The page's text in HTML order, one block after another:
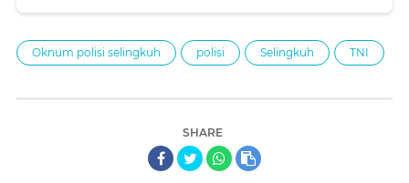
Oknum polisi selingkuh polisi Selingkuh TNI
SHARE